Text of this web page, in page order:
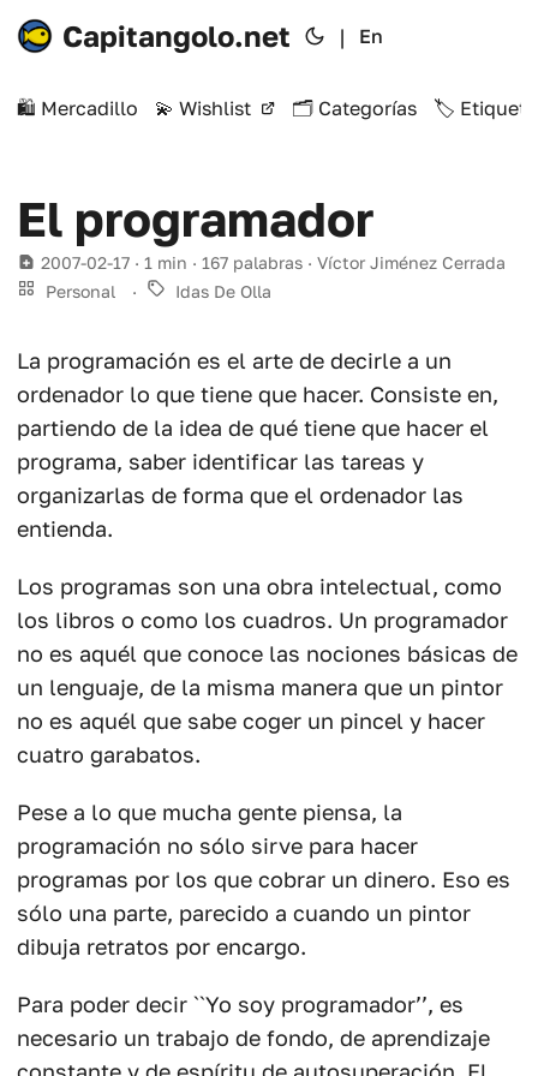
Capitangolo.net | En
🛍️ Mercadillo 💫 Wishlist 🗂️ Categorías 🏷️
El programador
2007-02-17 · 1 min · 167 palabras · Víctor Jiménez Cerrada
Personal
· Idas De Olla
La programación es el arte de decirle a un
ordenador lo que tiene que hacer. Consiste en,
partiendo de la idea de qué tiene que hacer el
programa, saber identificar las tareas y
organizarlas de forma que el ordenador las
entienda.
Los programas son una obra intelectual, como
los libros o como los cuadros. Un programador
no es aquél que conoce las nociones básicas de
un lenguaje, de la misma manera que un pintor
no es aquél que sabe coger un pincel y hacer
cuatro garabatos.
Pese a lo que mucha gente piensa, la
programación no sólo sirve para hacer
programas por los que cobrar un dinero. Eso es
sólo una parte, parecido a cuando un pintor
dibuja retratos por encargo.
Para poder decir ``Yo soy programador’’, es
necesario un trabajo de fondo, de aprendizaje